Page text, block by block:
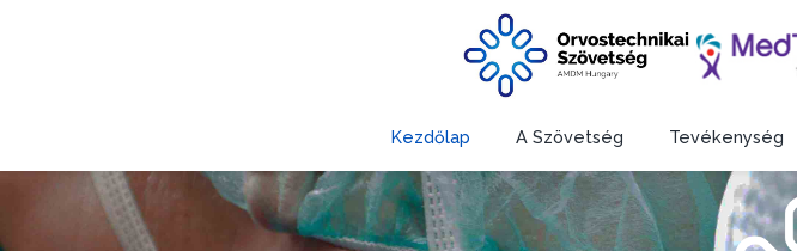
Kezdőlap A Szövetség Tevékenység